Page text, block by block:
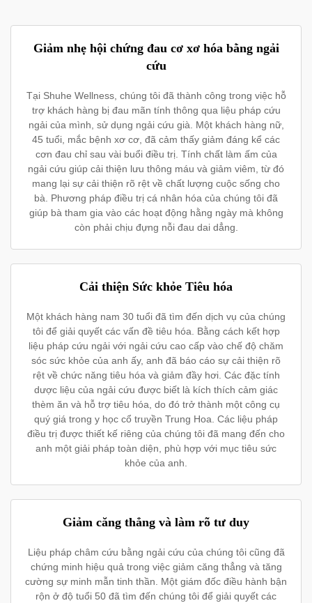
Giảm nhẹ hội chứng đau cơ xơ hóa bằng ngải
cứu
Tại Shuhe Wellness, chúng tôi đã thành công trong việc hỗ
trợ khách hàng bị đau mãn tính thông qua liệu pháp cứu
ngải của mình, sử dụng ngải cứu già. Một khách hàng nữ,
45 tuổi, mắc bệnh xơ cơ, đã cảm thấy giảm đáng kể các
cơn đau chỉ sau vài buổi điều trị. Tính chất làm ấm của
ngải cứu giúp cải thiện lưu thông máu và giảm viêm, từ đó
mang lại sự cải thiện rõ rệt về chất lượng cuộc sống cho
bà. Phương pháp điều trị cá nhân hóa của chúng tôi đã
giúp bà tham gia vào các hoạt động hằng ngày mà không
còn phải chịu đựng nỗi đau dai dẳng.
Cải thiện Sức khỏe Tiêu hóa
Một khách hàng nam 30 tuổi đã tìm đến dịch vụ của chúng
tôi để giải quyết các vấn đề tiêu hóa. Bằng cách kết hợp
liệu pháp cứu ngải với ngải cứu cao cấp vào chế độ chăm
sóc sức khỏe của anh ấy, anh đã báo cáo sự cải thiện rõ
rệt về chức năng tiêu hóa và giảm đầy hơi. Các đặc tính
dược liệu của ngải cứu được biết là kích thích cảm giác
thèm ăn và hỗ trợ tiêu hóa, do đó trở thành một công cụ
quý giá trong y học cổ truyền Trung Hoa. Các liệu pháp
điều trị được thiết kế riêng của chúng tôi đã mang đến cho
anh một giải pháp toàn diện, phù hợp với mục tiêu sức
khỏe của anh.
Giảm căng thẳng và làm rõ tư duy
Liệu pháp châm cứu bằng ngải cứu của chúng tôi cũng đã
chứng minh hiệu quả trong việc giảm căng thẳng và tăng
cường sự minh mẫn tinh thần. Một giám đốc điều hành bận
rộn ở độ tuổi 50 đã tìm đến chúng tôi để giải quyết các